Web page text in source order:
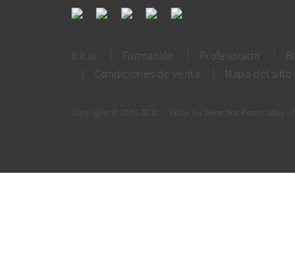
Inicio Formación Profesorado
Condiciones de venta
Mapa del sitio
Copyright © 2008-2020 - Todos los Derechos Reservados -